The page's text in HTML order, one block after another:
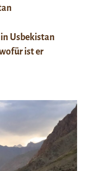
Usbekistan
ist er